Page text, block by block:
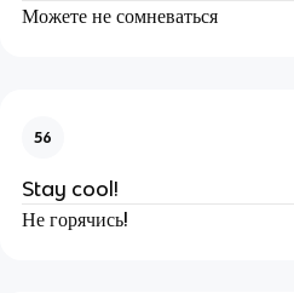
Можете не сомневаться
56
Stay cool!
Не горячись!